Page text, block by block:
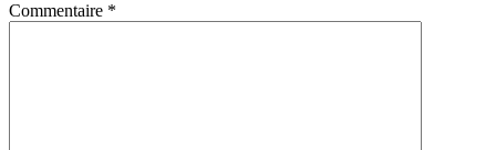
Commentaire *